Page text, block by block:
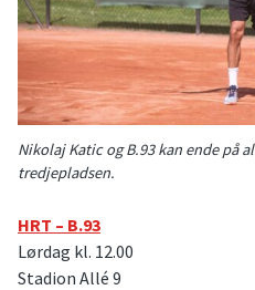
Nikolaj Katic og B.93 kan ende på
tredjepladsen.
HRT – B.93
Lørdag kl. 12.00
Stadion Allé 9